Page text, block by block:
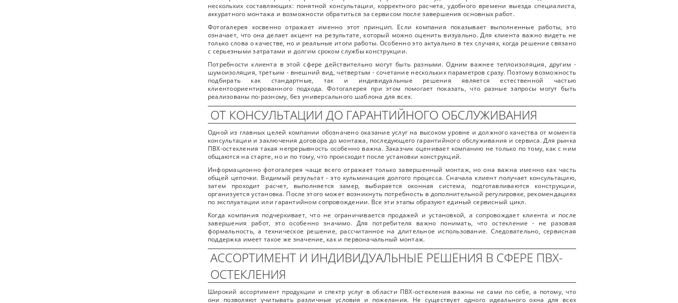
нескольких составляющих: понятной консультации, корректного расчета, удобного времени выезда специалиста,
аккуратного монтажа и возможности обратиться за сервисом после завершения основных работ.
Фотогалерея косвенно отражает именно этот принцип. Если компания показывает выполненные работы, это
означает, что она делает акцент на результате, который можно оценить визуально. Для клиента важно видеть не
только слова о качестве, но и реальные итоги работы. Особенно это актуально в тех случаях, когда решение связано
с серьезными затратами и долгим сроком службы конструкции.
Потребности клиента в этой сфере действительно могут быть разными. Одним важнее теплоизоляция, другим -
шумоизоляция, третьим - внешний вид, четвертым - сочетание нескольких параметров сразу. Поэтому возможность
подбирать как стандартные, так и индивидуальные решения является естественной частью
клиентоориентированного подхода. Фотогалерея при этом помогает показать, что разные запросы могут быть
реализованы по-разному, без универсального шаблона для всех.
ОТ КОНСУЛЬТАЦИИ ДО ГАРАНТИЙНОГО ОБСЛУЖИВАНИЯ
Одной из главных целей компании обозначено оказание услуг на высоком уровне и должного качества от момента
консультации и заключения договора до монтажа, последующего гарантийного обслуживания и сервиса. Для рынка
ПВХ-остекления такая непрерывность особенно важна. Заказчик оценивает компанию не только по тому, как с ним
общаются на старте, но и по тому, что происходит после установки конструкций.
Информационно фотогалерея чаще всего отражает только завершенный монтаж, но она важна именно как часть
общей цепочки. Видимый результат - это кульминация долгого процесса. Сначала клиент получает консультацию,
затем проходит расчет, выполняется замер, выбирается оконная система, подготавливаются конструкции,
организуется установка. После этого может возникнуть потребность в дополнительной регулировке, рекомендациях
по эксплуатации или гарантийном сопровождении. Все эти этапы образуют единый сервисный цикл.
Когда компания подчеркивает, что не ограничивается продажей и установкой, а сопровождает клиента и после
завершения работ, это особенно значимо. Для потребителя важно понимать, что остекление - не разовая
формальность, а техническое решение, рассчитанное на длительное использование. Следовательно, сервисная
поддержка имеет такое же значение, как и первоначальный монтаж.
АССОРТИМЕНТ И ИНДИВИДУАЛЬНЫЕ РЕШЕНИЯ В СФЕРЕ ПВХ-
ОСТЕКЛЕНИЯ
Широкий ассортимент продукции и спектр услуг в области ПВХ-остекления важны не сами по себе, а потому, что
они позволяют учитывать различные условия и пожелания. Не существует одного идеального окна для всех